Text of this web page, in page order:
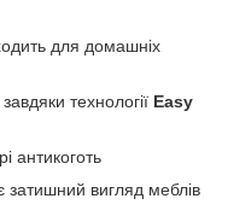
для домашніх
технології Easy
антикоготь
вигляд меблів